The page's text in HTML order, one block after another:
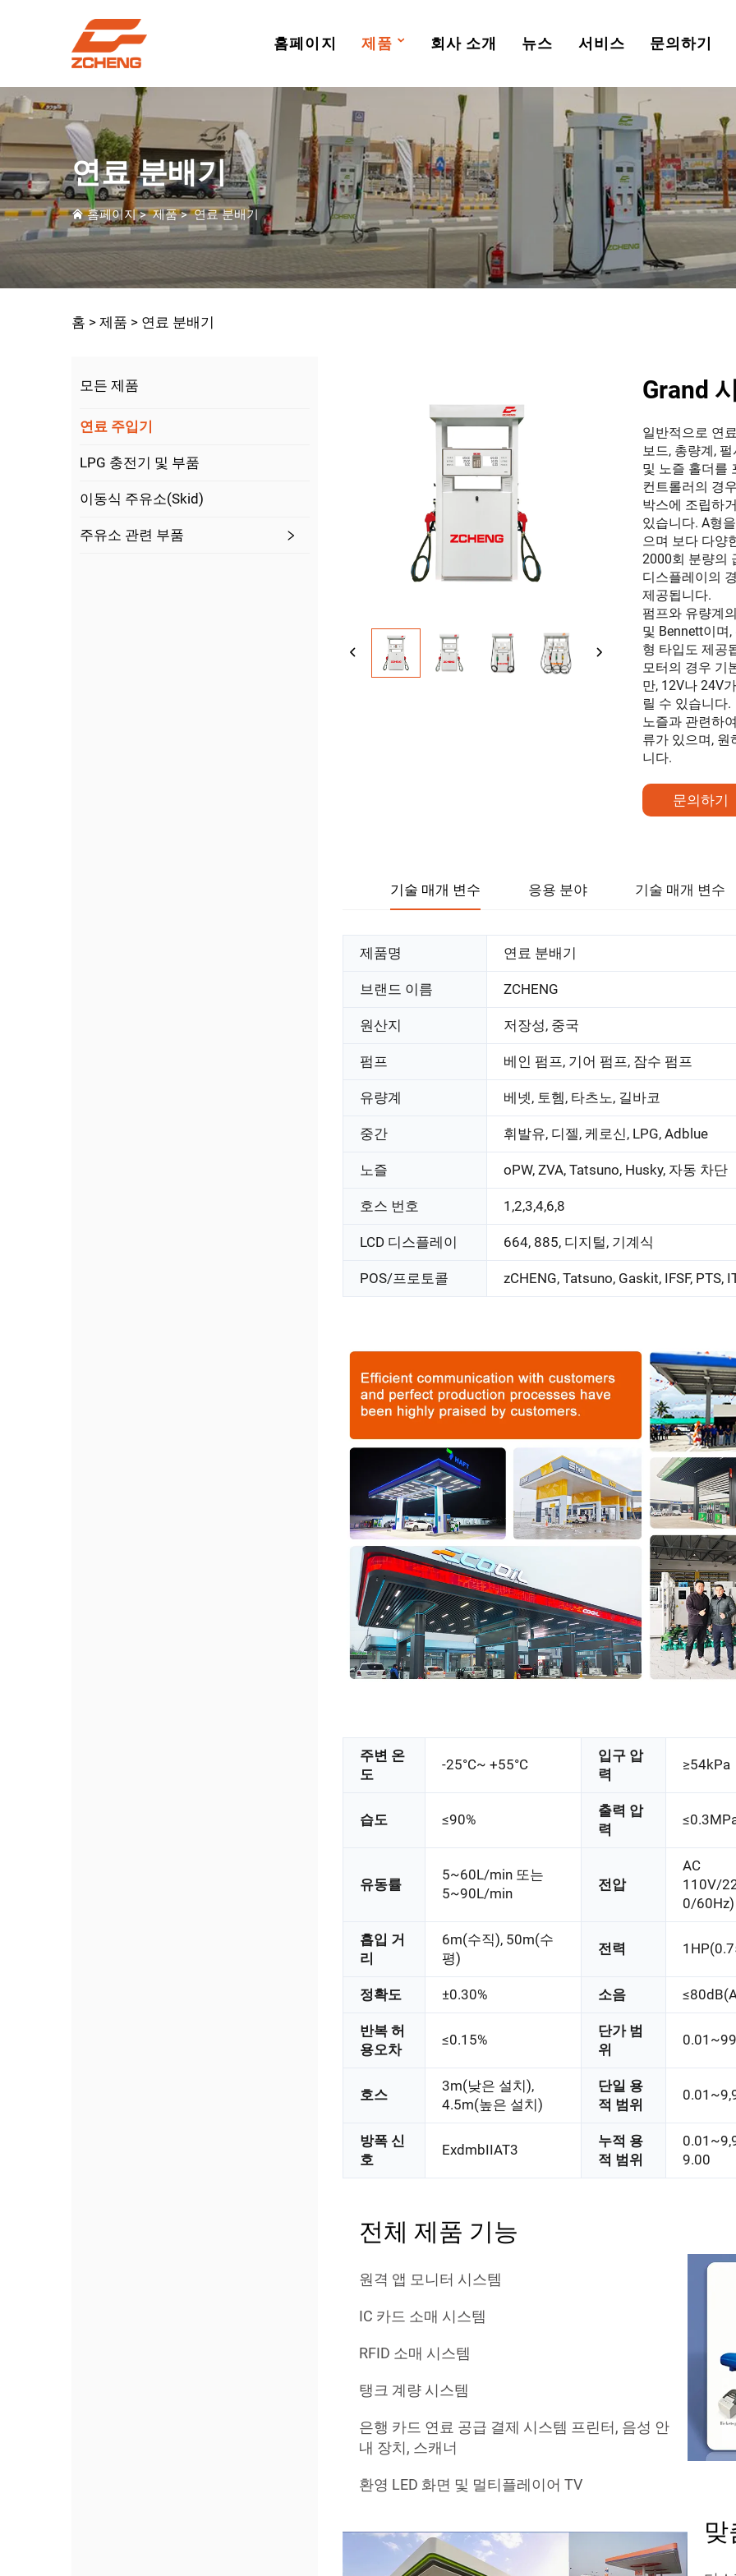
홈페이지 제품 회사 소개 뉴스 서비스 문의하기
연료 분배기
홈페이지>제품>연료 분배기
홈 > 제품 > 연료 분배기
모든 제품
연료 주입기
LPG 충전기 및 부품
이동식 주유소(Skid)
주유소 관련 부품
Grand
일반적으로 연
보드, 총량계,
및 노즐 홀더를
컨트롤러의 경
박스에 조립하
있습니다. A형
으며 보다 다양
2000회 분량의
디스플레이의
제공됩니다.
펌프와 유량계
및 Bennett이며
형 타입도 제공
모터의 경우 기
만, 12V나 24V
릴 수 있습니다.
노즐과 관련하
류가 있으며,
니다.
문의하기
기술 매개 변수 응용 분야 기술 매개 변수
제품명 연료 분배기
브랜드 이름 ZCHENG
원산지 저장성, 중국
펌프 베인 펌프, 기어 펌프, 잠수 펌프
유량계 베넷, 토헴, 타츠노, 길바코
중간 휘발유, 디젤, 케로신, LPG, Adblue
노즐 oPW, ZVA, Tatsuno, Husky, 자동 차단
호스 번호 1,2,3,4,6,8
LCD 디스플레이 664, 885, 디지털, 기계식
POS/프로토콜 zCHENG, Tatsuno, Gaskit, IFSF, PTS,
주변 온
도
-25°C~ +55°C
입구 압
력
≥54kPa
습도 ≤90%
출력 압
력
유동률
5~60L/min 또는
5~90L/min
전압
AC
110V/
0/60Hz)
흡입 거
리
6m(수직), 50m(수
평)
전력
정확도 ±0.30% 소음
반복 허
용오차
≤0.15%
단가 범
위
호스
3m(낮은 설치),
4.5m(높은 설치)
단일 용
적 범위
방폭 신
호
ExdmbIIAT3
누적 용
적 범위
9.00
전체 제품 기능
원격 앱 모니터 시스템
IC 카드 소매 시스템
RFID 소매 시스템
탱크 계량 시스템
은행 카드 연료 공급 결제 시스템 프린터, 음성 안
내 장치, 스캐너
환영 LED 화면 및 멀티플레이어 TV